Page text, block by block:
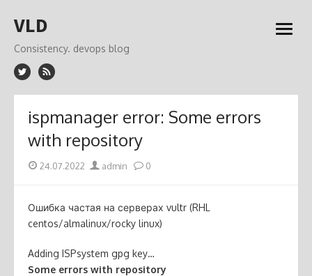
to
VLD
Consistency. devops blog
open
ispmanager error: Some errors
with repository
Posted
24.07.2022 Author
admin 0
Ошибка частая на серверах vultr (RHL
centos/almalinux/rocky linux)
Adding ISPsystem gpg key…
Some errors with repository